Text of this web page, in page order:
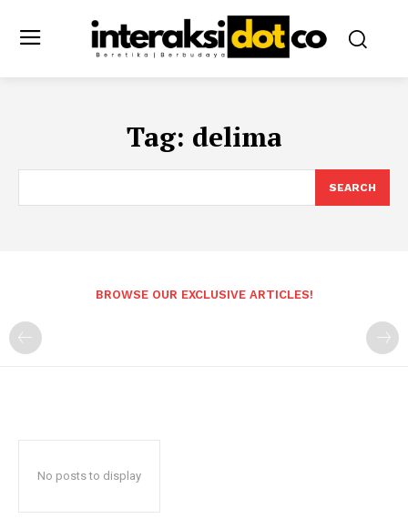
Tag: delima
SEARCH
BROWSE OUR EXCLUSIVE ARTICLES!
No posts to display